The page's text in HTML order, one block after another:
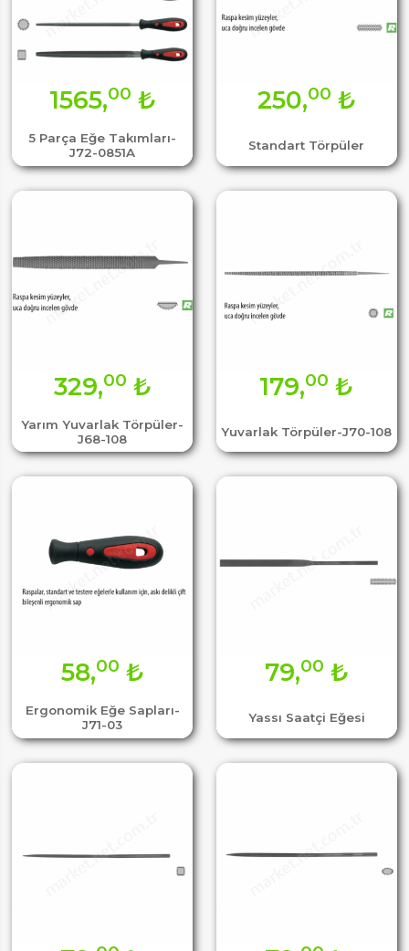
5 Parça Eğe Takımları-
J72-0851A
1565,00 ₺
Standart Törpüler
250,00 ₺
Yarım Yuvarlak Törpüler-
J68-108
329,00 ₺
Yuvarlak Törpüler-J70-108
179,00 ₺
Ergonomik Eğe Sapları-
J71-03
58,00 ₺
Yassı Saatçi Eğesi
79,00 ₺